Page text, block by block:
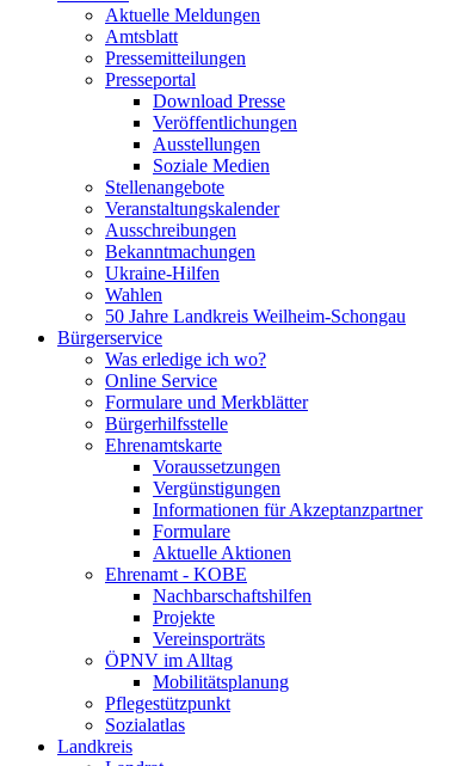
Aktuelle Meldungen
Amtsblatt
Pressemitteilungen
Presseportal
Download Presse
Veröffentlichungen
Ausstellungen
Soziale Medien
Stellenangebote
Veranstaltungskalender
Ausschreibungen
Bekanntmachungen
Ukraine-Hilfen
Wahlen
50 Jahre Landkreis Weilheim-Schongau
Bürgerservice
Was erledige ich wo?
Online Service
Formulare und Merkblätter
Bürgerhilfsstelle
Ehrenamtskarte
Voraussetzungen
Vergünstigungen
Informationen für Akzeptanzpartner
Formulare
Aktuelle Aktionen
Ehrenamt - KOBE
Nachbarschaftshilfen
Projekte
Vereinsporträts
ÖPNV im Alltag
Mobilitätsplanung
Pflegestützpunkt
Sozialatlas
Landkreis